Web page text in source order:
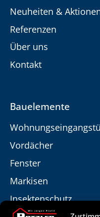
Neuheiten &
Referenzen
Über uns
Kontakt
Bauelemente
Vordächer
Fenster
Markisen
Insektenschutz